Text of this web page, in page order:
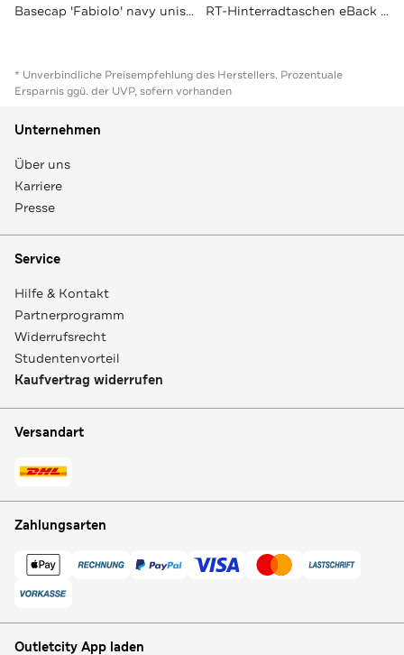
Basecap 'Fabiolo' navy unisex RT-Hinterradtaschen eBack Single
* Unverbindliche Preisempfehlung des Herstellers. Prozentuale
Ersparnis ggü. der UVP, sofern vorhanden
Unternehmen
Über uns
Karriere
Presse
Service
Hilfe & Kontakt
Partnerprogramm
Widerrufsrecht
Studentenvorteil
Kaufvertrag widerrufen
Versandart
Zahlungsarten
Outletcity App laden